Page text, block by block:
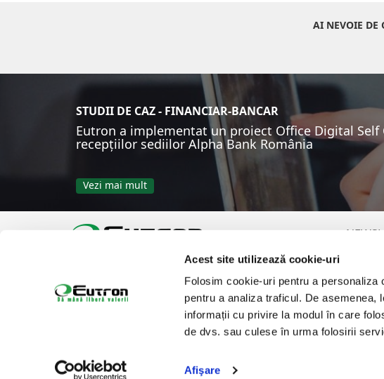
Acest site utilizează cookie-uri
Folosim cookie-uri pentru a
pentru a analiza traficul. De asemenea,
informații cu privire la modul în care
de dvs. sau culese în urma folosirii
Afişare
AI NEVOIE DE
STUDII DE CAZ - FINANCIAR-BANCAR
Eutron a implementat un proiect Office Digital Self
recepțiilor sediilor Alpha Bank România
Vezi mai mult
Suntem prezenti pe
Prin
primi
Datelor